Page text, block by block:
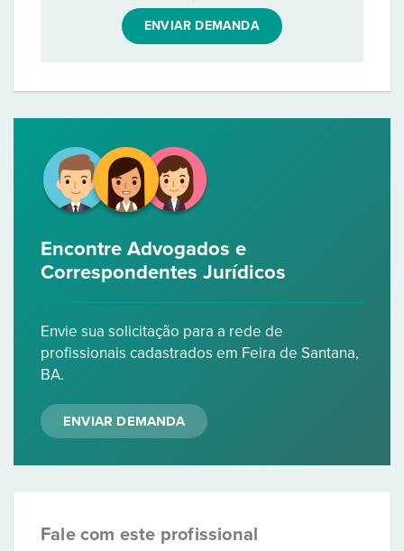
ENVIAR DEMANDA
Encontre Advogados e
Correspondentes Jurídicos
Envie sua solicitação para a rede de
profissionais cadastrados em Feira de Santana,
BA.
ENVIAR DEMANDA
Fale com este profissional